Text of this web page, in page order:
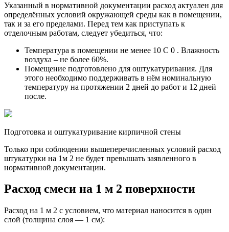
Указанный в нормативной документации расход актуален для
определённых условий окружающей среды как в помещении,
так и за его пределами. Перед тем как приступать к
отделочным работам, следует убедиться, что:
Температура в помещении не менее 10 С 0 . Влажность
воздуха – не более 60%.
Помещение подготовлено для оштукатуривания. Для
этого необходимо поддерживать в нём номинальную
температуру на протяжении 2 дней до работ и 12 дней
после.
Подготовка и оштукатуривание кирпичной стены
Только при соблюдении вышеперечисленных условий расход
штукатурки на 1м 2 не будет превышать заявленного в
нормативной документации.
Расход смеси на 1 м 2 поверхности
Расход на 1 м 2 с условием, что материал наносится в один
слой (толщина слоя — 1 см):